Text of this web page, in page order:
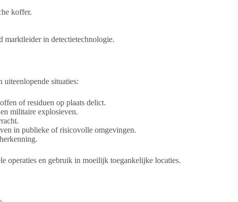
koffer.
marktleider in detectietechnologie.
situaties:
of residuen op plaats delict.
militaire explosieven.
in publieke of risicovolle omgevingen.
operaties en gebruik in moeilijk toegankelijke locaties.